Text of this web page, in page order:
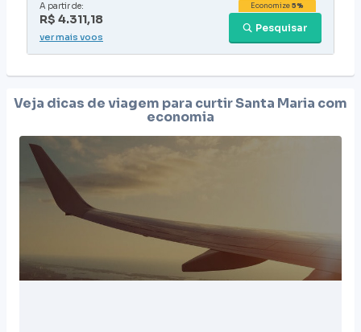
A partir de:
R$ 4.311,18
Pesquisar
Economize5%
ver mais voos
Veja dicas de viagem para curtirSanta Maria com
economia